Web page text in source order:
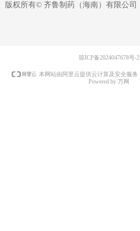
版权所有© 齐鲁制药（海南）有限公司
琼ICP备2024047678号-2
本网站由阿里云提供云计算及安全服务
Powered by 万网